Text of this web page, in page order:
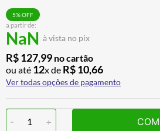
a partir de:
NaN à vista no pix
5% OFF
R$127,99 no cartão
ou até 12x de R$10,66
Ver todas opções de pagamento
- 1 +
10º